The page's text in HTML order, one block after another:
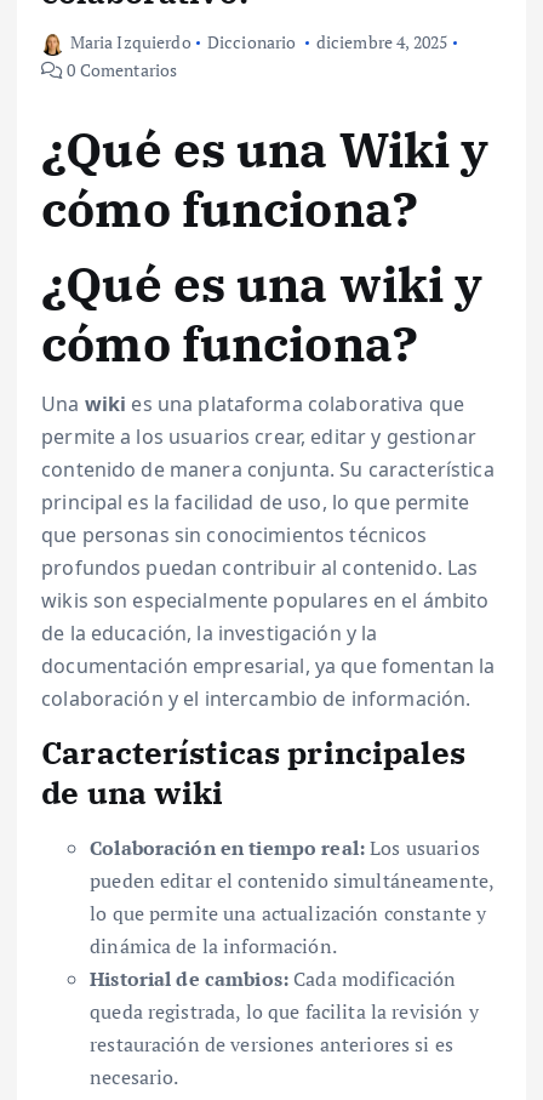
Maria Izquierdo Diccionario
diciembre 4, 2025
0 Comentarios
¿Qué es una Wiki y
cómo funciona?
¿Qué es una wiki y
cómo funciona?
Una wiki es una plataforma colaborativa que
permite a los usuarios crear, editar y gestionar
contenido de manera conjunta. Su característica
principal es la facilidad de uso, lo que permite
que personas sin conocimientos técnicos
profundos puedan contribuir al contenido. Las
wikis son especialmente populares en el ámbito
de la educación, la investigación y la
documentación empresarial, ya que fomentan la
colaboración y el intercambio de información.
Características principales
de una wiki
Colaboración en tiempo real:Los usuarios
pueden editar el contenido simultáneamente,
lo que permite una actualización constante y
dinámica de la información.
Historial de cambios: Cada modificación
queda registrada, lo que facilita la revisión y
restauración de versiones anteriores si es
necesario.